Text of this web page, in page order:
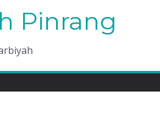
Pinrang